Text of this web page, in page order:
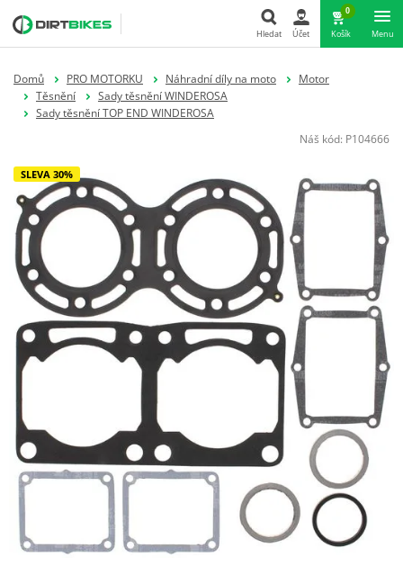
Hledat Účet
0
Košík Menu
Domů PRO MOTORKU Náhradní díly na moto
Motor
Těsnění
Sady těsnění WINDEROSA
Sady těsnění TOP END WINDEROSA
Náš kód: P104666
SLEVA 30%